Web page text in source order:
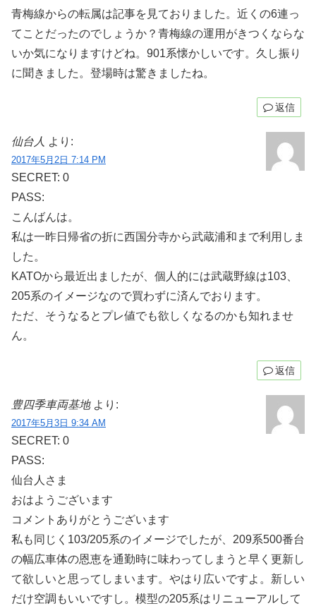
青梅線からの転属は記事を見ておりました。近くの6連っ
てことだったのでしょうか？青梅線の運用がきつくならな
いか気になりますけどね。901系懐かしいです。久し振り
に聞きました。登場時は驚きましたね。
返信
仙台人 より:
2017年5月2日 7:14 PM
SECRET: 0
PASS:
こんばんは。
私は一昨日帰省の折に西国分寺から武蔵浦和まで利用しま
した。
KATOから最近出ましたが、個人的には武蔵野線は103、
205系のイメージなので買わずに済んでおります。
ただ、そうなるとプレ値でも欲しくなるのかも知れませ
ん。
返信
豊四季車両基地 より:
2017年5月3日 9:34 AM
SECRET: 0
PASS:
仙台人さま
おはようございます
コメントありがとうございます
私も同じく103/205系のイメージでしたが、209系500番台
の幅広車体の恩恵を通勤時に味わってしまうと早く更新し
て欲しいと思ってしまいます。やはり広いですよ。新しい
だけ空調もいいですし。模型の205系はリニューアルして